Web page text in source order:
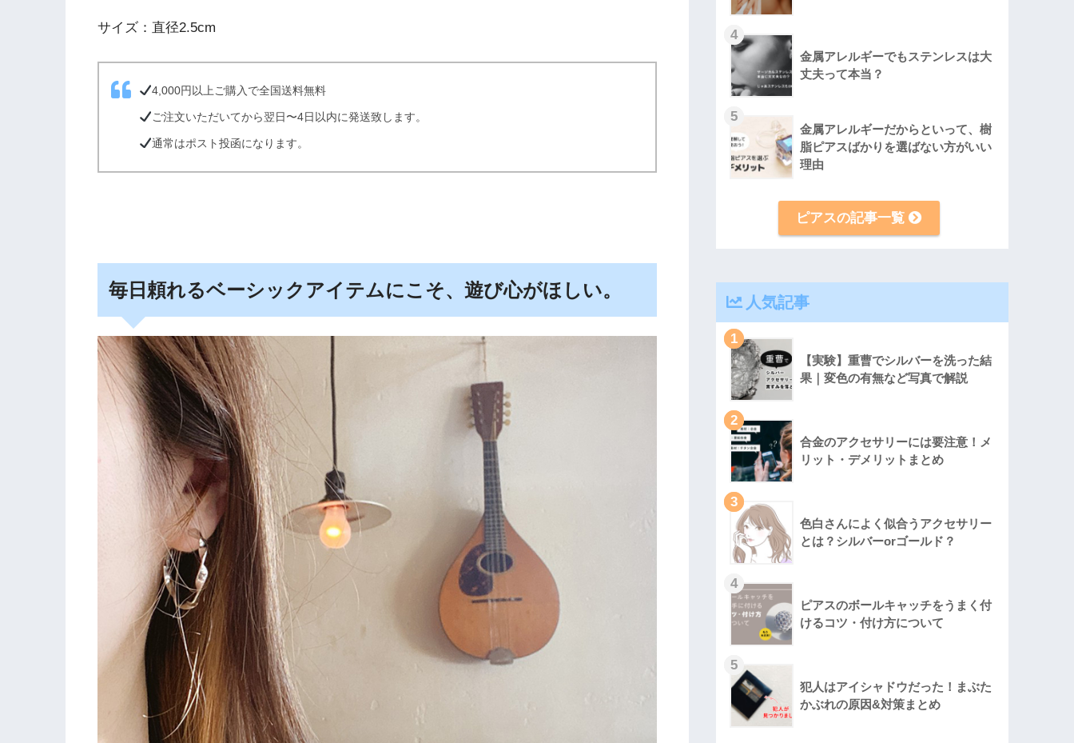
サイズ：直径2.5cm
4,000円以上ご購入で全国送料無料
ご注文いただいてから翌日〜4日以内に発送致します。
通常はポスト投函になります。
毎日頼れるベーシックアイテムにこそ、遊び心がほしい。
4
金属アレルギーでもステンレスは大
丈夫って本当？
5
金属アレルギーだからといって、樹
脂ピアスばかりを選ばない方がいい
理由
ピアスの記事一覧
人気記事
1
【実験】重曹でシルバーを洗った結
果｜変色の有無など写真で解説
2
合金のアクセサリーには要注意！メ
リット・デメリットまとめ
3
色白さんによく似合うアクセサリー
とは？シルバーorゴールド？
4
ピアスのボールキャッチをうまく付
けるコツ・付け方について
5
犯人はアイシャドウだった！まぶた
かぶれの原因&対策まとめ